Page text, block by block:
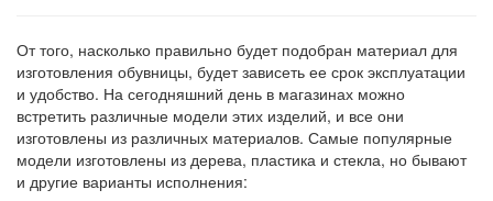
От того, насколько правильно будет подобран материал для
изготовления обувницы, будет зависеть ее срок эксплуатации
и удобство. На сегодняшний день в магазинах можно
встретить различные модели этих изделий, и все они
изготовлены из различных материалов. Самые популярные
модели изготовлены из дерева, пластика и стекла, но бывают
и другие варианты исполнения: